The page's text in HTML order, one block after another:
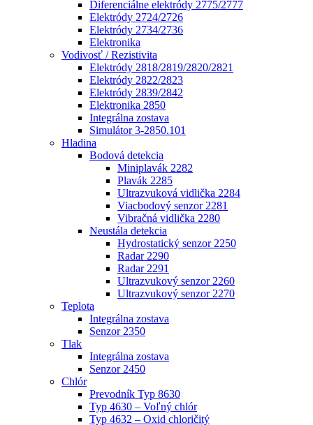
Diferenciálne elektródy 2775/2777
Elektródy 2724/2726
Elektródy 2734/2736
Elektronika
Vodivosť / Rezistivita
Elektródy 2818/2819/2820/2821
Elektródy 2822/2823
Elektródy 2839/2842
Elektronika 2850
Integrálna zostava
Simulátor 3-2850.101
Hladina
Bodová detekcia
Miniplavák 2282
Plavák 2285
Ultrazvuková vidlička 2284
Viacbodový senzor 2281
Vibračná vidlička 2280
Neustála detekcia
Hydrostatický senzor 2250
Radar 2290
Radar 2291
Ultrazvukový senzor 2260
Ultrazvukový senzor 2270
Teplota
Integrálna zostava
Senzor 2350
Tlak
Integrálna zostava
Senzor 2450
Chlór
Prevodník Typ 8630
Typ 4630 – Voľný chlór
Typ 4632 – Oxid chloričitý